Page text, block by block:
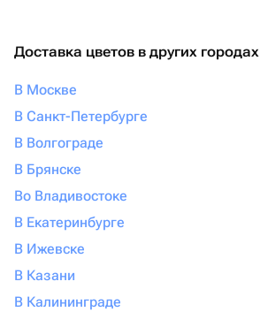
Доставка цветов в других городах
В Москве
В Санкт-Петербурге
В Волгограде
В Брянске
Во Владивостоке
В Екатеринбурге
В Ижевске
В Казани
В Калининграде